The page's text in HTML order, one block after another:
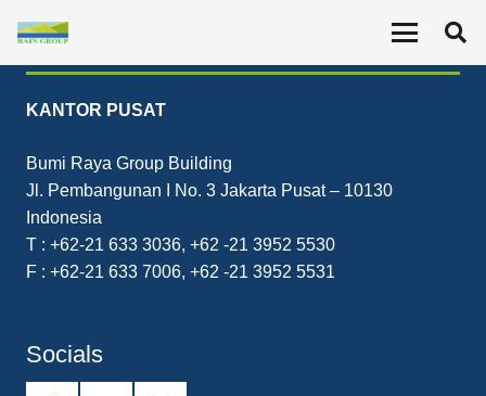
Contact
KANTOR PUSAT
Bumi Raya Group Building
Jl. Pembangunan I No. 3 Jakarta Pusat – 10130
Indonesia
T : +62-21 633 3036, +62 -21 3952 5530
F : +62-21 633 7006, +62 -21 3952 5531
Socials